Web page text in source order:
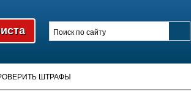
ШТРАФЫ